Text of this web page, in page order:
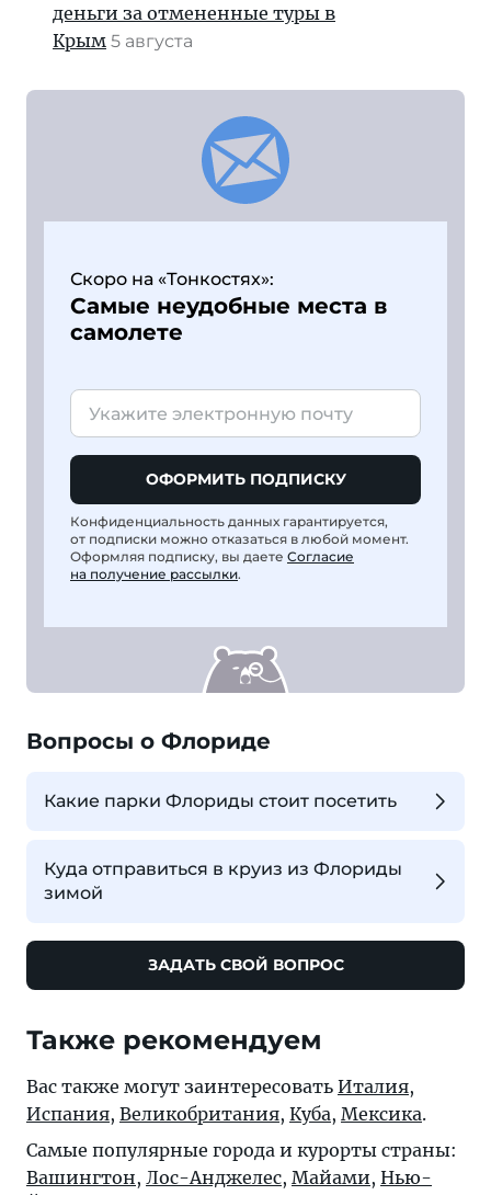
деньги за отмененные туры в
Крым 5 августа
Скоро на «Тонкостях»:
Самые неудобные места в
самолете
ОФОРМИТЬ ПОДПИСКУ
Конфиденциальность данных гарантируется,
от подписки можно отказаться в любой момент.
Оформляя подписку, вы даете Согласие
на получение рассылки.
Вопросы о Флориде
Какие парки Флориды стоит посетить
Куда отправиться в круиз из Флориды
зимой
ЗАДАТЬ СВОЙ ВОПРОС
Также рекомендуем
Вас также могут заинтересовать Италия,
Испания, Великобритания, Куба, Мексика.
Самые популярные города и курорты страны:
Вашингтон, Лос-Анджелес, Майами, Нью-